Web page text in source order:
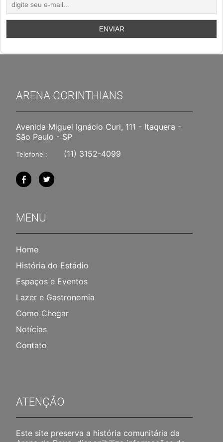
ARENA CORINTHIANS
Avenida Miguel Ignácio Curi, 111 - Itaquera -
São Paulo - SP
Telefone : (11) 3152-4099
MENU
Home
História do Estádio
Espaços e Eventos
Lazer e Gastronomia
Como Chegar
Notícias
Contato
ATENÇÃO
Este site preserva a história comunitária da